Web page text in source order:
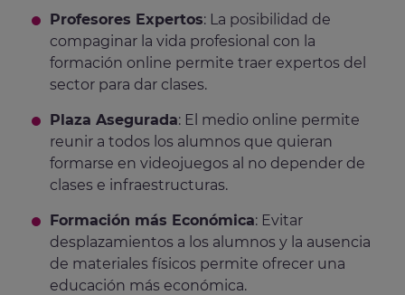
Profesores Expertos: La posibilidad de
compaginar la vida profesional con la
formación online permite traer expertos del
sector para dar clases.
Plaza Asegurada: El medio online permite
reunir a todos los alumnos que quieran
formarse en videojuegos al no depender de
clases e infraestructuras.
Formación más Económica: Evitar
desplazamientos a los alumnos y la ausencia
de materiales físicos permite ofrecer una
educación más económica.